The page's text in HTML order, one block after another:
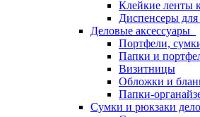
Клейкие ленты
Диспенсеры
Деловые аксессуары
Портфели,
Папки и
Визитницы
Обложки и
Папки-
Сумки и рюкзаки